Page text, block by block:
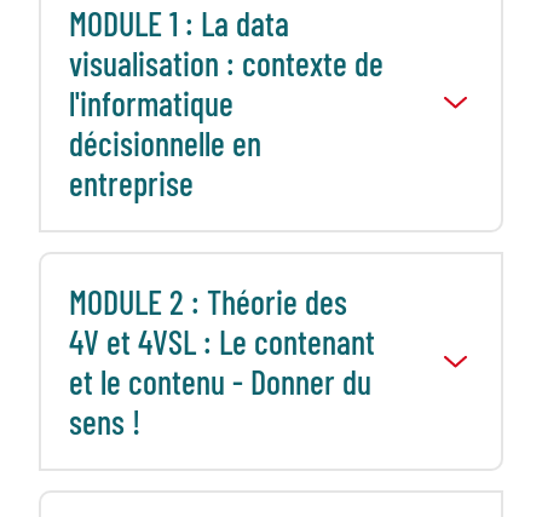
MODULE 1 : La data
visualisation : contexte de
l'informatique
décisionnelle en
entreprise
MODULE 2 : Théorie des
4V et 4VSL : Le contenant
et le contenu - Donner du
sens !